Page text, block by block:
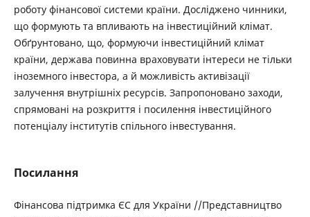
роботу фінансової системи країни. Досліджено чинники,
що формують та впливають на інвестиційний клімат.
Обґрунтовано, що, формуючи інвестиційний клімат
країни, держава повинна враховувати інтереси не тільки
іноземного інвестора, а й можливість активізації
залучення внутрішніх ресурсів. Запропоновано заходи,
спрямовані на розкриття і посилення інвестиційного
потенціалу інститутів спільного інвестування.
Посилання
Фінансова підтримка ЄС для України //Представництво